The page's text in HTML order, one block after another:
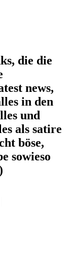
die die
news,
in den
und
als satire
böse,
sowieso